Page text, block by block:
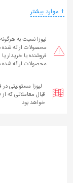
+ موارد بیشتر
لیوزا نسبت به
محصولات ارائه شده
فروشنده یا خریدار
محصولات ارائه شده
لیوزا مسئولیتی
قبال معاملاتی که
خواهد بود